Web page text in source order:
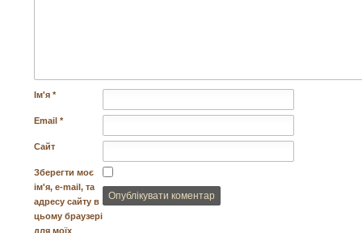
Ім'я *
Email *
Сайт
Зберегти моє
ім'я, e-mail, та
адресу сайту в
цьому браузері
для моїх